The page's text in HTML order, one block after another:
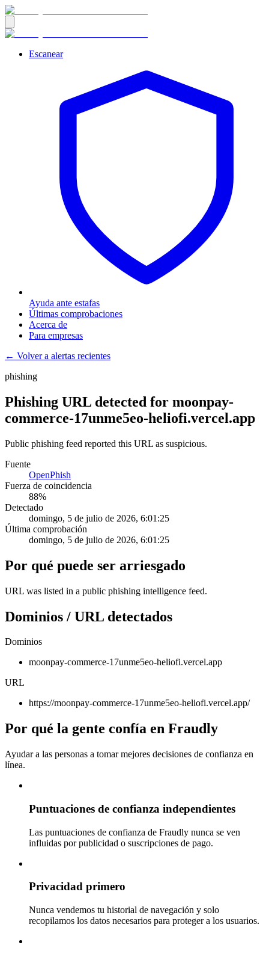
Escanear
Ayuda ante estafas
Últimas comprobaciones
Acerca de
Para empresas
← Volver a alertas recientes
phishing
Phishing URL detected for moonpay-
commerce-17unme5eo-heliofi.vercel.app
Public phishing feed reported this URL as suspicious.
Fuente
OpenPhish
Fuerza de coincidencia
88%
Detectado
domingo, 5 de julio de 2026, 6:01:25
Última comprobación
domingo, 5 de julio de 2026, 6:01:25
Por qué puede ser arriesgado
URL was listed in a public phishing intelligence feed.
Dominios / URL detectados
Dominios
moonpay-commerce-17unme5eo-heliofi.vercel.app
URL
https://moonpay-commerce-17unme5eo-heliofi.vercel.app/
Por qué la gente confía en Fraudly
Ayudar a las personas a tomar mejores decisiones de confianza en
línea.
Puntuaciones de confianza independientes
Las puntuaciones de confianza de Fraudly nunca se ven
influidas por publicidad o suscripciones de pago.
Privacidad primero
Nunca vendemos tu historial de navegación y solo
recopilamos los datos necesarios para proteger a los usuarios.